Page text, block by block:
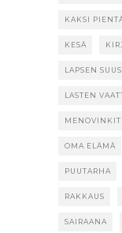
KAKSI
KESÄ
LAPSEN
LASTEN
MENOVINKIT
OMA ELÄMÄ
PUUTARHA
RAKKAUS
SAIRAANA